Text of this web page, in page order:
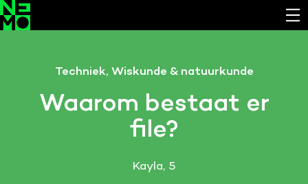
Techniek, Wiskunde & natuurkunde
Waarom bestaat er
file?
Kayla, 5
Cookies van derde partijen
Noodzakelijk om content van externe bronnen te
Analystische cookies